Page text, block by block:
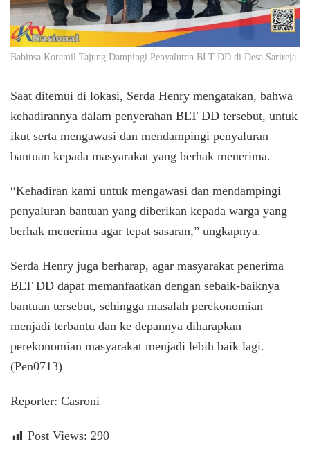
Babinsa Koramil Tajung Dampingi Penyaluran BLT DD di Desa Sarireja
Saat ditemui di lokasi, Serda Henry mengatakan, bahwa
kehadirannya dalam penyerahan BLT DD tersebut, untuk
ikut serta mengawasi dan mendampingi penyaluran
bantuan kepada masyarakat yang berhak menerima.
“Kehadiran kami untuk mengawasi dan mendampingi
penyaluran bantuan yang diberikan kepada warga yang
berhak menerima agar tepat sasaran,” ungkapnya.
Serda Henry juga berharap, agar masyarakat penerima
BLT DD dapat memanfaatkan dengan sebaik-baiknya
bantuan tersebut, sehingga masalah perekonomian
menjadi terbantu dan ke depannya diharapkan
perekonomian masyarakat menjadi lebih baik lagi.
(Pen0713)
Reporter: Casroni
Post Views: 290